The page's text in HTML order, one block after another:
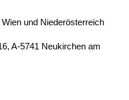
und Niederösterreich
A-5741 Neukirchen am